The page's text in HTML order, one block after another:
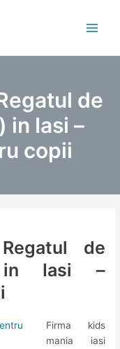
de
in Iasi –
copii
de
in Iasi –
Firma kids
mania iasi